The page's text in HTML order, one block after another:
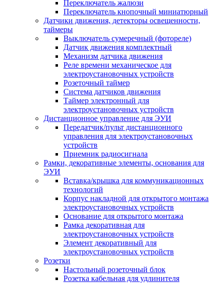
Переключатель жалюзи
Переключатель кнопочный миниатюрный
Датчики движения, детекторы освещенности,
таймеры
Выключатель сумеречный (фотореле)
Датчик движения комплектный
Механизм датчика движения
Реле времени механическое для
электроустановочных устройств
Розеточный таймер
Система датчиков движения
Таймер электронный для
электроустановочных устройств
Дистанционное управление для ЭУИ
Передатчик/пульт дистанционного
управления для электроустановочных
устройств
Приемник радиосигнала
Рамки, декоративные элементы, основания для
ЭУИ
Вставка/крышка для коммуникационных
технологий
Корпус накладной для открытого монтажа
электроустановочных устройств
Основание для открытого монтажа
Рамка декоративная для
электроустановочных устройств
Элемент декоративный для
электроустановочных устройств
Розетки
Настольный розеточный блок
Розетка кабельная для удлинителя